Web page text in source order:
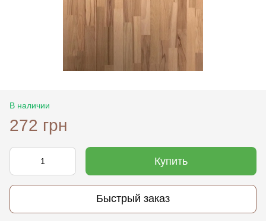
В наличии
272 грн
Купить
Быстрый заказ